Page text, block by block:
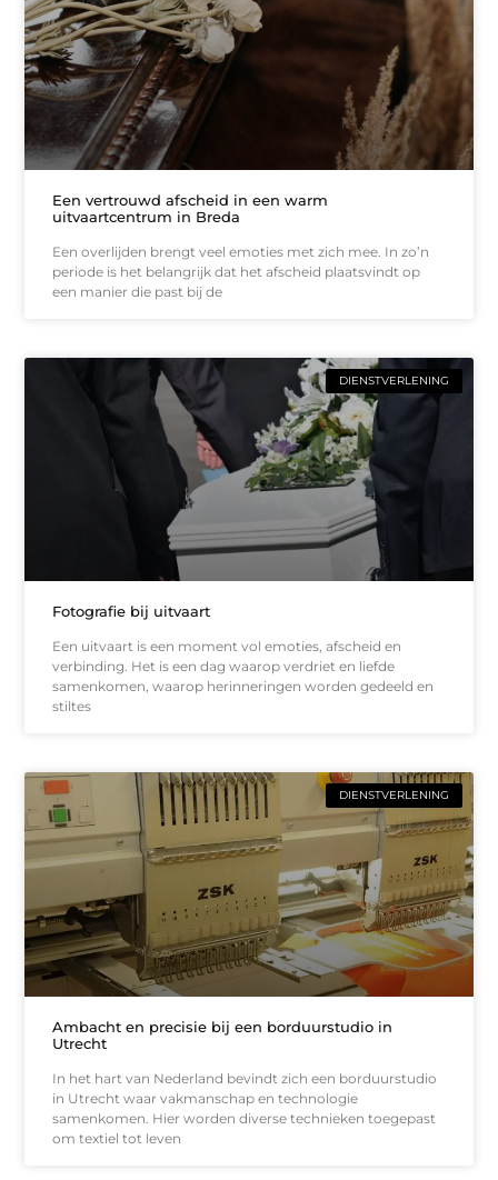
Een vertrouwd afscheid in een warm
uitvaartcentrum in Breda
Een overlijden brengt veel emoties met zich mee. In zo’n
periode is het belangrijk dat het afscheid plaatsvindt op
een manier die past bij de
DIENSTVERLENING
Fotografie bij uitvaart
Een uitvaart is een moment vol emoties, afscheid en
verbinding. Het is een dag waarop verdriet en liefde
samenkomen, waarop herinneringen worden gedeeld en
stiltes
DIENSTVERLENING
Ambacht en precisie bij een borduurstudio in
Utrecht
In het hart van Nederland bevindt zich een borduurstudio
in Utrecht waar vakmanschap en technologie
samenkomen. Hier worden diverse technieken toegepast
om textiel tot leven